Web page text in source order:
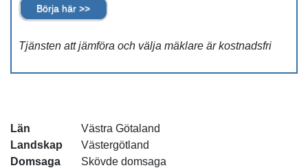
Börja här >>
Tjänsten att jämföra och välja mäklare är kostnadsfri
Län
Västra Götaland
Landskap
Västergötland
Domsaga
Skövde domsaga